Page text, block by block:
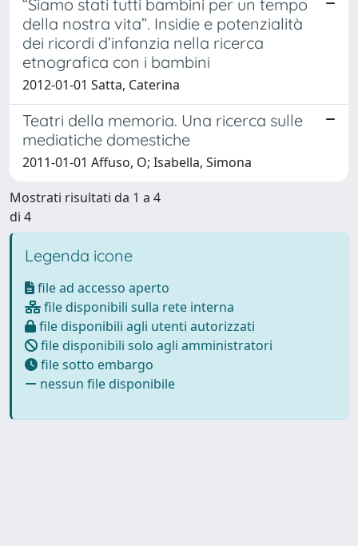
“Siamo stati tutti bambini per un tempo
della nostra vita”. Insidie e potenzialità
dei ricordi d’infanzia nella ricerca
etnografica con i bambini
2012-01-01 Satta, Caterina
Teatri della memoria. Una ricerca sulle
mediatiche domestiche
2011-01-01 Affuso, O; Isabella, Simona
Mostrati risultati da 1 a 4
di 4
Legenda icone
file ad accesso aperto
file disponibili sulla rete interna
file disponibili agli utenti autorizzati
file disponibili solo agli amministratori
file sotto embargo
nessun file disponibile